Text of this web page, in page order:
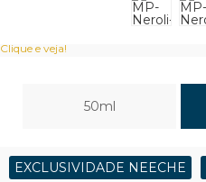
Clique e veja!
50ml
EXCLUSIVIDADE NEECHE